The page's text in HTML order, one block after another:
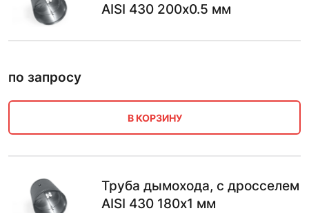
AISI 430 200х0.5 мм
по запросу
В КОРЗИНУ
Труба дымохода, с дросселем
AISI 430 180х1 мм